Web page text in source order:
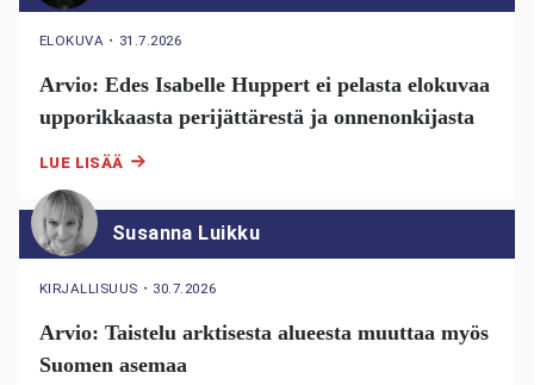
ELOKUVA ・ 31.7.2026
Arvio: Edes Isabelle Huppert ei pelasta elokuvaa
upporikkaasta perijättärestä ja onnenonkijasta
LUE LISÄÄ
Susanna Luikku
KIRJALLISUUS ・ 30.7.2026
Arvio: Taistelu arktisesta alueesta muuttaa myös
Suomen asemaa